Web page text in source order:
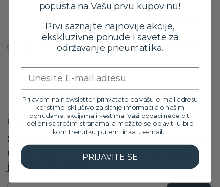
18,599.00
16,699.00
sa PDV-om
Proizvod trenutno nije na zalihama. Molimo vas da nas pozovete
za više informacija na broj: 032/546-10-11
Prijavite se na newsletter
Šaljemo Vam poruke sa informacijama
o novim proizvodima, rasprodajama i
još mnogo toga
popusta na Vašu prvu kupovinu!
Prvi saznajte najnovije akcije,
ekskluzivne ponude i savete za
održavanje pneumatika.
Prijavom na newsletter prihvatate da vašu e-mail adresu
koristimo isključivo za slanje informacija o našim
ponudama, akcijama i vestima. Vaši podaci neće biti
deljeni sa trećim stranama, a možete se odjaviti u bilo
kom trenutku putem linka u e-mailu.
PRIJAVITE SE